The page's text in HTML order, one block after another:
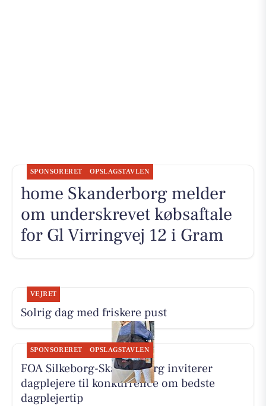
SPONSORERET OPSLAGSTAVLEN
home Skanderborg melder
om underskrevet købsaftale
for Gl Virringvej 12 i Gram
VEJRET
Solrig dag med friskere pust
SPONSORERET OPSLAGSTAVLEN
FOA Silkeborg-Skanderborg inviterer
dagplejere til konkurrence om bedste
dagplejertip